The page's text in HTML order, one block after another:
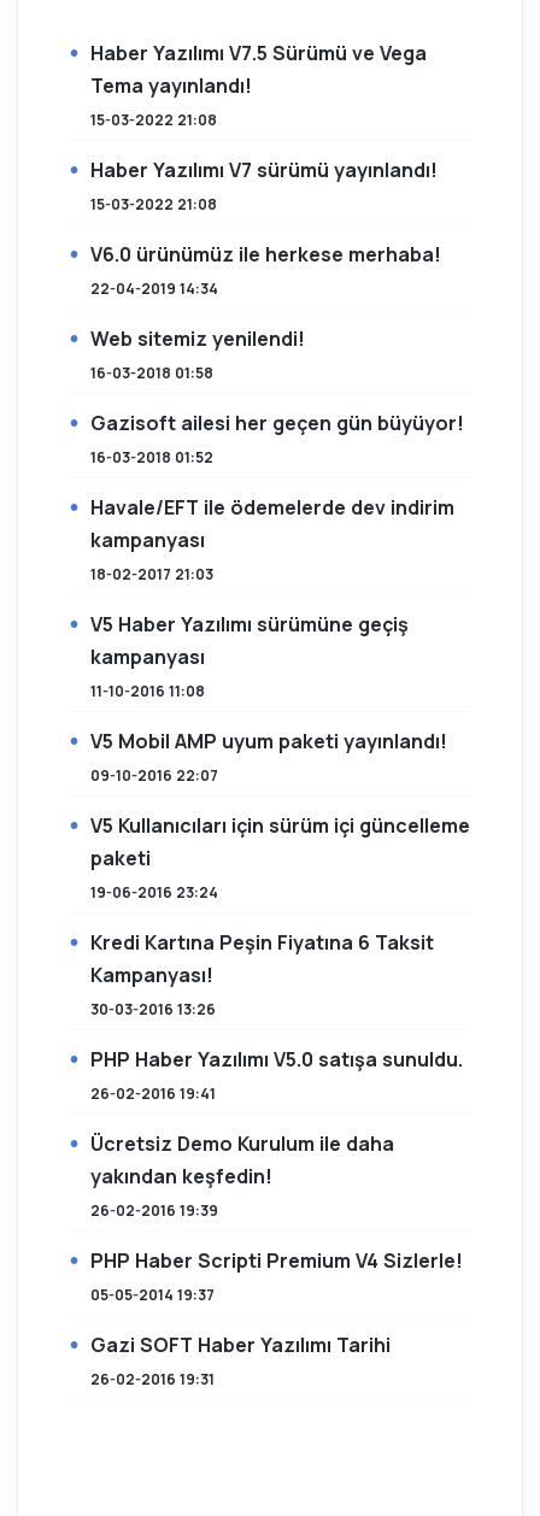
Haber Yazılımı V7.5 Sürümü ve Vega
Tema yayınlandı!
15-03-2022 21:08
Haber Yazılımı V7 sürümü yayınlandı!
15-03-2022 21:08
V6.0 ürünümüz ile herkese merhaba!
22-04-2019 14:34
Web sitemiz yenilendi!
16-03-2018 01:58
Gazisoft ailesi her geçen gün büyüyor!
16-03-2018 01:52
Havale/EFT ile ödemelerde dev indirim
kampanyası
18-02-2017 21:03
V5 Haber Yazılımı sürümüne geçiş
kampanyası
11-10-2016 11:08
V5 Mobil AMP uyum paketi yayınlandı!
09-10-2016 22:07
V5 Kullanıcıları için sürüm içi güncelleme
paketi
19-06-2016 23:24
Kredi Kartına Peşin Fiyatına 6 Taksit
Kampanyası!
30-03-2016 13:26
PHP Haber Yazılımı V5.0 satışa sunuldu.
26-02-2016 19:41
Ücretsiz Demo Kurulum ile daha
yakından keşfedin!
26-02-2016 19:39
PHP Haber Scripti Premium V4 Sizlerle!
05-05-2014 19:37
Gazi SOFT Haber Yazılımı Tarihi
26-02-2016 19:31